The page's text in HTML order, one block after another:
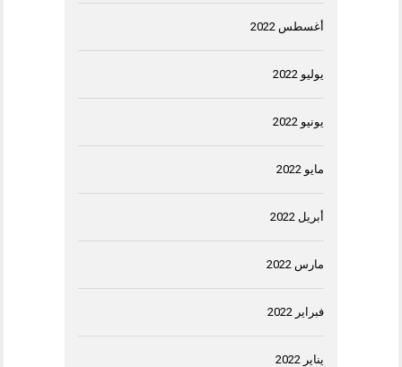
أغسطس 2022
يوليو 2022
يونيو 2022
مايو 2022
أبريل 2022
مارس 2022
فبراير 2022
يناير 2022